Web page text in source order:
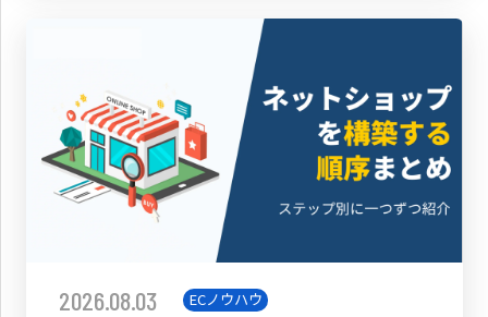
2026.08.03 ECノウハウ